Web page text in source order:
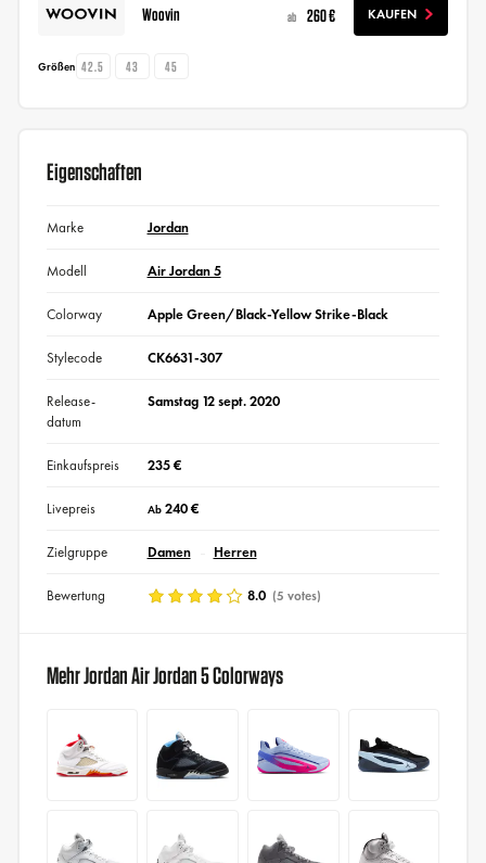
Woovin ab 260 € KAUFEN
Größen 42.5 43 45
Eigenschaften
Marke Jordan
Modell Air Jordan 5
Colorway Apple Green/Black-Yellow Strike-Black
Stylecode CK6631-307
Release-
datum
Samstag 12 sept. 2020
Einkaufspreis 235 €
Livepreis Ab240 €
Zielgruppe Damen Herren
Bewertung 8.0 (5 votes)
Mehr Jordan Air Jordan 5 Colorways